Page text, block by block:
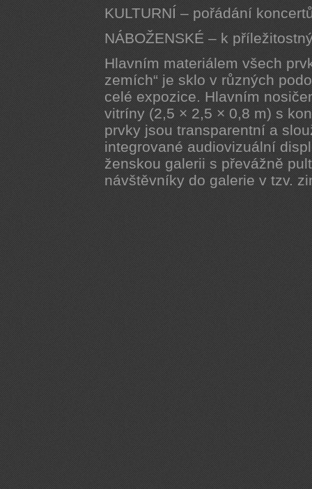
KULTURNÍ – pořádání
NÁBOŽENSKÉ – k
Hlavním materiálem všech
zemích“ je sklo v různých
celé expozice. Hlavním
vitríny (2,5 × 2,5 × 0,8 m) s
prvky jsou transparentní a
integrované audiovizuální
ženskou galerii s převážně
návštěvníky do galerie v tzv.